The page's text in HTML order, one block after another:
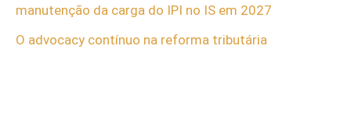
manutenção da carga do IPI no IS em 2027
O advocacy contínuo na reforma tributária